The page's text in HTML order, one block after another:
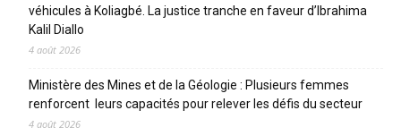
véhicules à Koliagbé. La justice tranche en faveur d’Ibrahima
Kalil Diallo
4 août 2026
Ministère des Mines et de la Géologie : Plusieurs femmes
renforcent leurs capacités pour relever les défis du secteur
4 août 2026